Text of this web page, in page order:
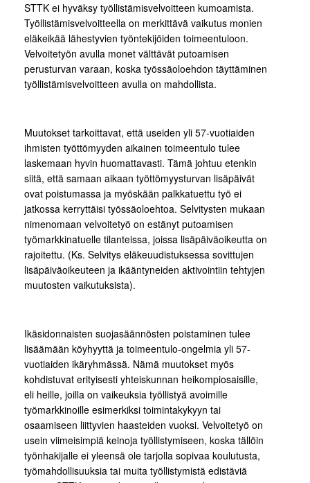
STTK ei hyväksy työllistämisvelvoitteen kumoamista.
Työllistämisvelvoitteella on merkittävä vaikutus monien
eläkeikää lähestyvien työntekijöiden toimeentuloon.
Velvoitetyön avulla monet välttävät putoamisen
perusturvan varaan, koska työssäoloehdon täyttäminen
työllistämisvelvoitteen avulla on mahdollista.
Muutokset tarkoittavat, että useiden yli 57-vuotiaiden
ihmisten työttömyyden aikainen toimeentulo tulee
laskemaan hyvin huomattavasti. Tämä johtuu etenkin
siitä, että samaan aikaan työttömyysturvan lisäpäivät
ovat poistumassa ja myöskään palkkatuettu työ ei
jatkossa kerryttäisi työssäoloehtoa. Selvitysten mukaan
nimenomaan velvoitetyö on estänyt putoamisen
työmarkkinatuelle tilanteissa, joissa lisäpäiväoikeutta on
rajoitettu. (Ks. Selvitys eläkeuudistuksessa sovittujen
lisäpäiväoikeuteen ja ikääntyneiden aktivointiin tehtyjen
muutosten vaikutuksista).
Ikäsidonnaisten suojasäännösten poistaminen tulee
lisäämään köyhyyttä ja toimeentulo-ongelmia yli 57-
vuotiaiden ikäryhmässä. Nämä muutokset myös
kohdistuvat erityisesti yhteiskunnan heikompiosaisille,
eli heille, joilla on vaikeuksia työllistyä avoimille
työmarkkinoille esimerkiksi toimintakykyyn tai
osaamiseen liittyvien haasteiden vuoksi. Velvoitetyö on
usein viimeisimpiä keinoja työllistymiseen, koska tällöin
työnhakijalle ei yleensä ole tarjolla sopivaa koulutusta,
työmahdollisuuksia tai muita työllistymistä edistäviä